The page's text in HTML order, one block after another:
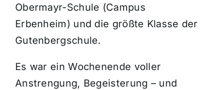
Obermayr-Schule (Campus
Erbenheim) und die größte Klasse der
Gutenbergschule.
Es war ein Wochenende voller
Anstrengung, Begeisterung – und